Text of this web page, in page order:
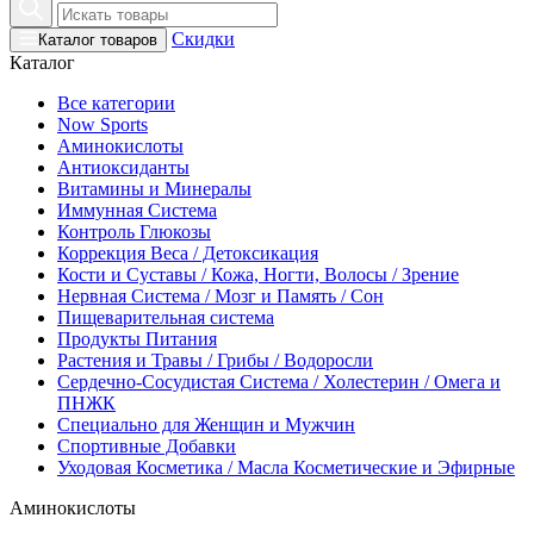
Каталог товаров
Скидки
Каталог
Все категории
Now Sports
Аминокислоты
Антиоксиданты
Витамины и Минералы
Иммунная Система
Контроль Глюкозы
Коррекция Веса / Детоксикация
Кости и Суставы / Кожа, Ногти, Волосы / Зрение
Нервная Система / Мозг и Память / Сон
Пищеварительная система
Продукты Питания
Растения и Травы / Грибы / Водоросли
Сердечно-Сосудистая Система / Холестерин / Омега и
ПНЖК
Специально для Женщин и Мужчин
Спортивные Добавки
Уходовая Косметика / Масла Косметические и Эфирные
Аминокислоты